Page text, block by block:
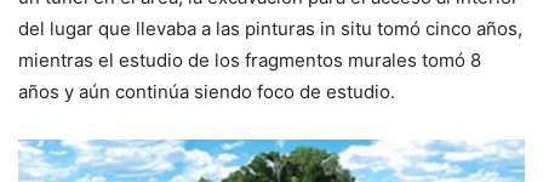
del lugar que llevaba a las pinturas in situ tomó cinco años,
mientras el estudio de los fragmentos murales tomó 8
años y aún continúa siendo foco de estudio.